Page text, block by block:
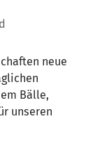
neue
Bälle,
unseren